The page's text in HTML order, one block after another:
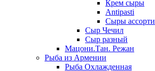
Крем сыры
Antipasti
Сыры ассорти
Сыр Чечил
Сыр разный
Мацони.Тан. Режан
Рыба из Армении
Рыба Охлажденная